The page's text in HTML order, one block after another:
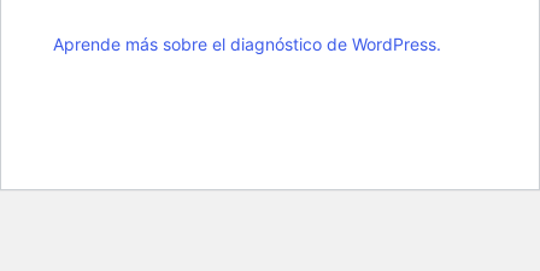
Aprende más sobre el diagnóstico de WordPress.